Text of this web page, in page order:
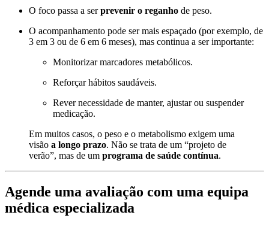
O foco passa a serprevenir o reganho de peso.
O acompanhamento pode ser mais espaçado (por exemplo, de
3 em 3 ou de 6 em 6 meses), mas continua a ser importante:
Monitorizar marcadores metabólicos.
Reforçar hábitos saudáveis.
Rever necessidade de manter, ajustar ou suspender
medicação.
Em muitos casos, o peso e o metabolismo exigem uma
visão a longo prazo. Não se trata de um “projeto de
verão”, mas de um programa de saúde contínua.
Agende uma avaliação com uma equipa
médica especializada